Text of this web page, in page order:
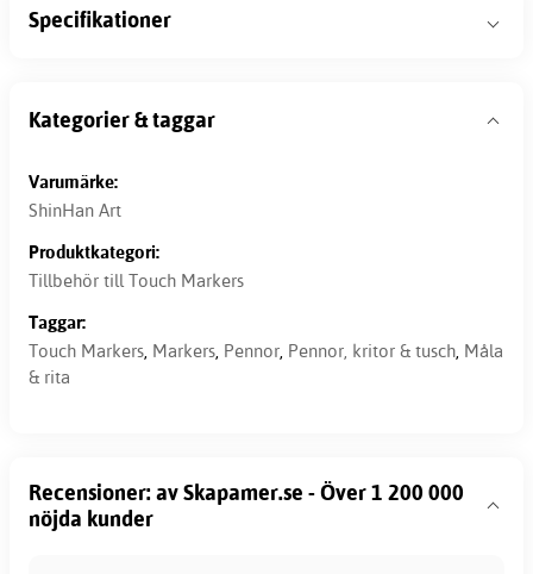
Specifikationer
Kategorier & taggar
Varumärke:
ShinHan Art
Produktkategori:
Tillbehör till Touch Markers
Taggar:
Touch Markers, Markers, Pennor, Pennor, kritor & tusch, Måla
& rita
Recensioner: av Skapamer.se - Över 1 200 000
nöjda kunder